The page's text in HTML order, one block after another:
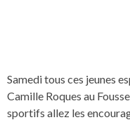
Samedi tous ces jeunes
Camille Roques au
sportifs allez les